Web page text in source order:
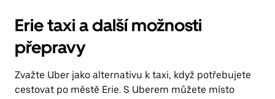
Erie taxi a další možnosti
přepravy
Zvažte Uber jako alternativu k taxi, když potřebujete
cestovat po městě Erie. S Uberem můžete místo